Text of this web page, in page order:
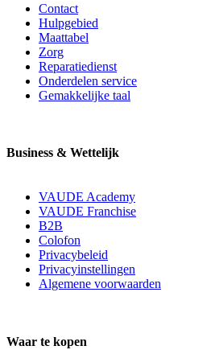
Contact
Hulpgebied
Maattabel
Zorg
Reparatiedienst
Onderdelen service
Gemakkelijke taal
Business & Wettelijk
VAUDE Academy
VAUDE Franchise
B2B
Colofon
Privacybeleid
Privacyinstellingen
Algemene voorwaarden
Waar te kopen